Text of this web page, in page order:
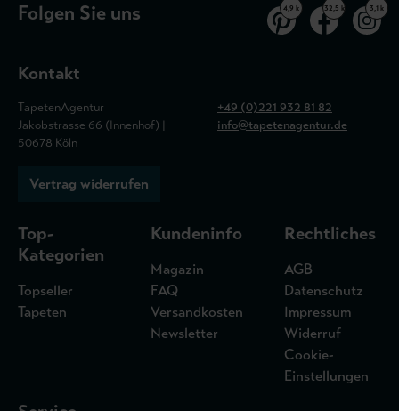
Folgen Sie uns 4,9 k 32,5 k 3,1 k
Kontakt
TapetenAgentur
Jakobstrasse 66 (Innenhof) |
50678 Köln
+49 (0)221 932 81 82
info@tapetenagentur.de
Vertrag widerrufen
Top-
Kategorien
Topseller
Tapeten
Kundeninfo
Magazin
FAQ
Versandkosten
Newsletter
Rechtliches
AGB
Datenschutz
Impressum
Widerruf
Cookie-
Einstellungen